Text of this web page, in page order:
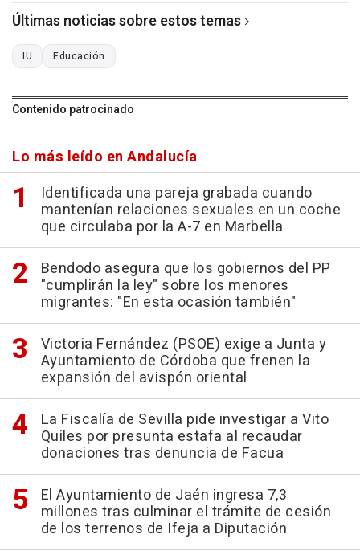
Últimas noticias sobre estos temas
IU Educación
Contenido patrocinado
Lo más leído en Andalucía
Identificada una pareja grabada cuando
mantenían relaciones sexuales en un coche
que circulaba por la A-7 en Marbella
Bendodo asegura que los gobiernos del PP
"cumplirán la ley" sobre los menores
migrantes: "En esta ocasión también"
Victoria Fernández (PSOE) exige a Junta y
Ayuntamiento de Córdoba que frenen la
expansión del avispón oriental
La Fiscalía de Sevilla pide investigar a Vito
Quiles por presunta estafa al recaudar
donaciones tras denuncia de Facua
El Ayuntamiento de Jaén ingresa 7,3
millones tras culminar el trámite de cesión
de los terrenos de Ifeja a Diputación